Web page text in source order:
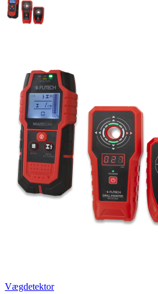
Vægdetektor